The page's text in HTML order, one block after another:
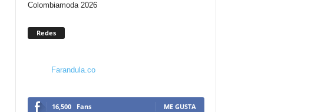
Colombiamoda 2026
Redes
Farandula.co
16,500 Fans ME GUSTA